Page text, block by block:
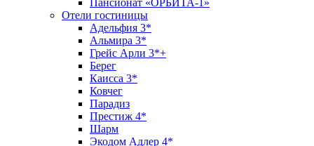
Отели гостиницы
Адельфия 3*
Альмира 3*
Грейс Арли 3*+
Берег
Каисса 3*
Ковчег
Парадиз
Престиж 4*
Шарм
Экодом Адлер 4*